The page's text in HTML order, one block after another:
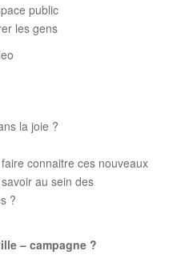
public
les gens
la joie ?
connaitre ces nouveaux
au sein des
?
– campagne ?